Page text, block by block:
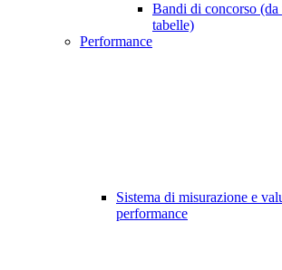
Bandi di concorso
tabelle)
Performance
Sistema di misurazione e
performance